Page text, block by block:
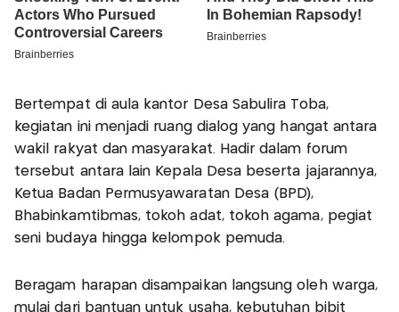
Bertempat di aula kantor Desa Sabulira Toba,
kegiatan ini menjadi ruang dialog yang hangat antara
wakil rakyat dan masyarakat. Hadir dalam forum
tersebut antara lain Kepala Desa beserta jajarannya,
Ketua Badan Permusyawaratan Desa (BPD),
Bhabinkamtibmas, tokoh adat, tokoh agama, pegiat
seni budaya hingga kelompok pemuda.
Beragam harapan disampaikan langsung oleh warga,
mulai dari bantuan untuk usaha, kebutuhan bibit